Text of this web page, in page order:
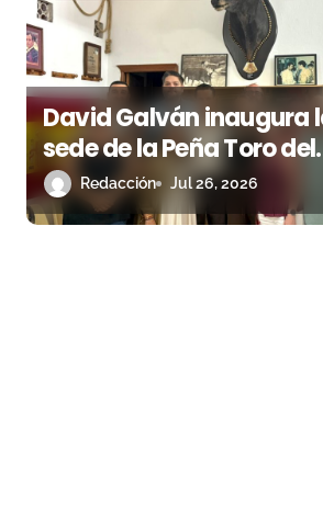
David Galván inaugura
sede de la Peña Toro del
Aguardiente de San
Redacción Jul 26, 2026